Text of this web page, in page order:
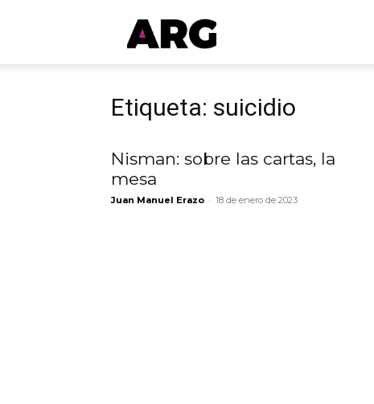
ARGmedios
Etiqueta: suicidio
Nisman: sobre las cartas, la
mesa
Juan Manuel Erazo - 18 de enero de 2023